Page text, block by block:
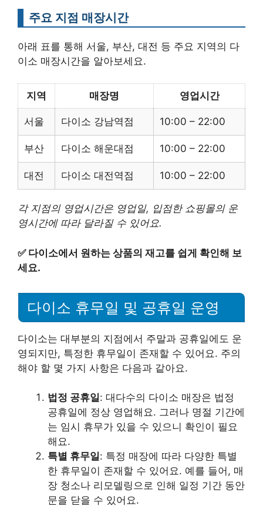
주요 지점 매장시간
아래 표를 통해 서울, 부산, 대전 등 주요 지역의 다
이소 매장시간을 알아보세요.
지역 매장명 영업시간
서울 다이소 강남역점 10:00 – 22:00
부산 다이소 해운대점 10:00 – 22:00
대전 다이소 대전역점 10:00 – 22:00
각 지점의 영업시간은 영업일, 입점한 쇼핑몰의 운
영시간에 따라 달라질 수 있어요.
✅ 다이소에서 원하는 상품의 재고를 쉽게 확인해 보
세요.
다이소 휴무일 및 공휴일 운영
다이소는 대부분의 지점에서 주말과 공휴일에도 운
영되지만, 특정한 휴무일이 존재할 수 있어요. 주의
해야 할 몇 가지 사항은 다음과 같아요.
법정 공휴일: 대다수의 다이소 매장은 법정
공휴일에 정상 영업해요. 그러나 명절 기간에
는 임시 휴무가 있을 수 있으니 확인이 필요
해요.
특별 휴무일: 특정 매장에 따라 다양한 특별
한 휴무일이 존재할 수 있어요. 예를 들어, 매
장 청소나 리모델링으로 인해 일정 기간 동안
문을 닫을 수 있어요.